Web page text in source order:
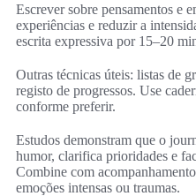
Escrever sobre pensamentos e
experiências e reduzir a
escrita expressiva por 15–20
Outras técnicas úteis: listas de
registo de progressos. Use
conforme preferir.
Estudos demonstram que o
humor, clarifica prioridades e
Combine com
emoções intensas ou traumas.